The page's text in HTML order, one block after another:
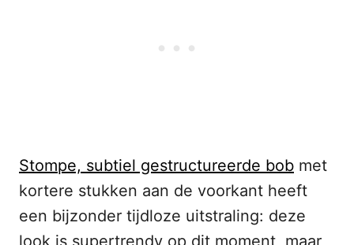
Stompe, subtiel gestructureerde bob met
kortere stukken aan de voorkant heeft
een bijzonder tijdloze uitstraling: deze
look is supertrendy op dit moment, maar